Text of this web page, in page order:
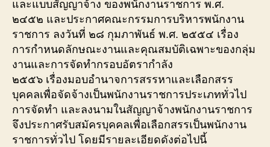
๒๔๕๒ และประกาศคณะกรรมการบริหารพนักงาน
ราชการ ลงวันที่ ๒๘ กุมภาพันธ์ พ.ศ. ๒๕๕๔ เรื่อง
การกำหนดลักษณะงานและคุณสมบัติเฉพาะของกลุ่ม
งานและการจัดทำกรอบอัตรากำลัง
๒๕๕๖ เรื่องมอบอำนาจการสรรหาและเลือกสรร
บุคคลเพื่อจัดจ้างเป็นพนักงานราชการประเภททั่วไป
การจัดทำ และลงนามในสัญญาจ้างพนักงานราชการ
จึงประกาศรับสมัครบุคคลเพื่อเลือกสรรเป็นพนักงาน
ราชการทั่วไป โดยมีรายละเอียดดังต่อไปนี้